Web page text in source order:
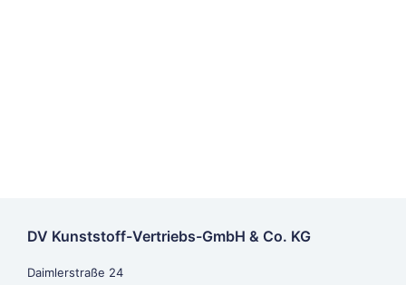
DV Kunststoff-Vertriebs-GmbH & Co. KG
Daimlerstraße 24